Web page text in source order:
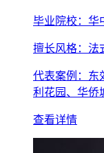
毕业院校：华
擅长风格：法
代表案例：东
利花园、华侨
查看详情